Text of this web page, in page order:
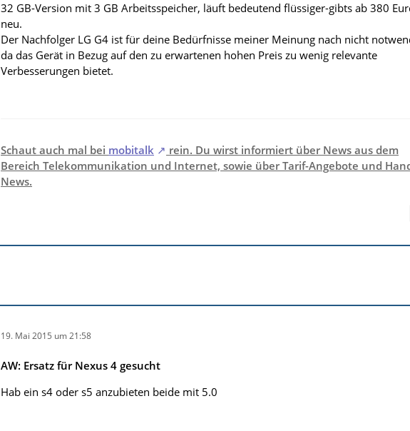
32 GB-Version mit 3 GB Arbeitsspeicher, läuft bedeutend flüssiger-gibts ab 380
neu.
Der Nachfolger LG G4 ist für deine Bedürfnisse meiner Meinung nach nicht
da das Gerät in Bezug auf den zu erwartenen hohen Preis zu wenig relevante
Verbesserungen bietet.
Schaut auch mal bei mobitalk
rein. Du wirst informiert über News aus dem
Bereich Telekommunikation und Internet, sowie über Tarif-Angebote und
News.
19. Mai 2015 um 21:58
AW: Ersatz für Nexus 4 gesucht
Hab ein s4 oder s5 anzubieten beide mit 5.0